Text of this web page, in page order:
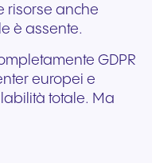
risorse anche
è assente.
GDPR
europei e
totale. Ma